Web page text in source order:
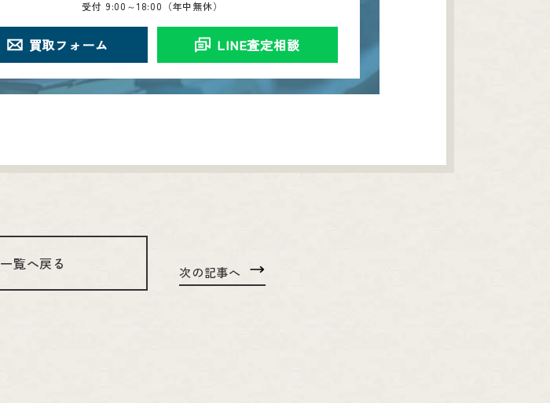
受付 9:00～18:00（年中無休）
買取フォーム LINE査定相談
一覧へ戻る 次の記事へ